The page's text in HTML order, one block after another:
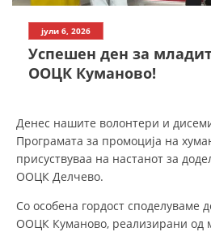
ИСТОРИЈАТ НА
СТРУКТУРА И ОРГАНИЗАЦИОНА
СТАТУТ НА
јули 6, 2026
Успешен ден за
ООЦК Куманово!
Денес нашите волонтери и
Програмата за промоција на
присуствуваа на настанот за
ООЦК Делчево.
Со особена гордост споделуваме
ООЦК Куманово, реализирани од